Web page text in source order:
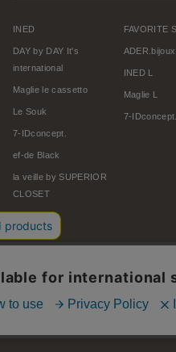
INED
DAY by DAY It's
international
Maglie le cassetto
Le Souk
7-IDconcept.
ef-de Black
la veille by SUPERIOR
CLOSET
FAVORITE
ADER.bijoux
INED L
Maglie L
7-